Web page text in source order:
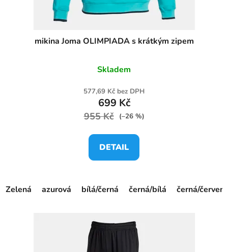
mikina Joma OLIMPIADA s krátkým zipem
Skladem
577,69 Kč bez DPH
699 Kč
955 Kč (–26 %)
DETAIL
Zelená azurová bílá/černá černá/bílá černá/